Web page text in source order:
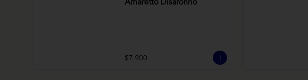
Amaretto Disaronno
$7.900